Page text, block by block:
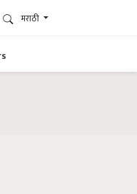
मराठी